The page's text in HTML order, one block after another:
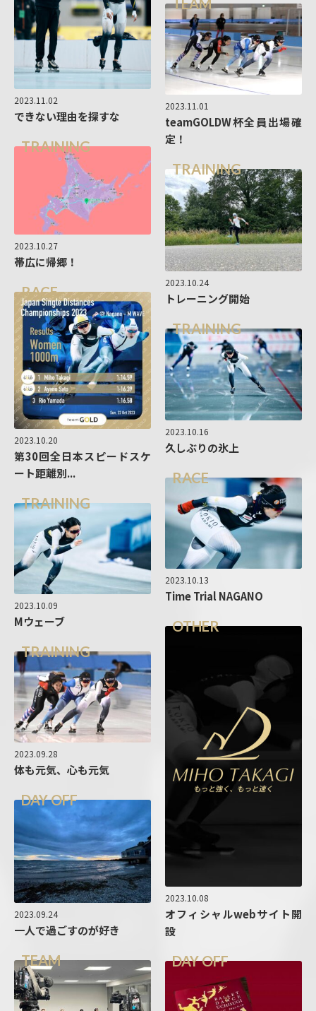
2023.11.02
できない理由を探すな
2023.11.01
teamGOLDW杯全員出場確
定！
TRAINING
2023.10.27
帯広に帰郷！
TRAINING
2023.10.24
トレーニング開始
RACE
2023.10.20
第30回全日本スピードスケ
ート距離別...
TRAINING
2023.10.16
久しぶりの氷上
RACE
2023.10.13
Time Trial NAGANO
TRAINING
2023.10.09
Mウェーブ OTHER
2023.10.08
オフィシャルwebサイト開
設
TRAINING
2023.09.28
体も元気、心も元気
DAY OFF
2023.09.24
一人で過ごすのが好き
TEAM DAY OFF